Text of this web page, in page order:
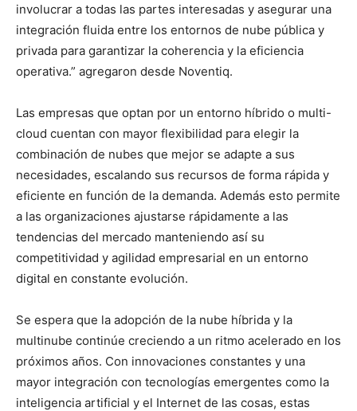
involucrar a todas las partes interesadas y asegurar una
integración fluida entre los entornos de nube pública y
privada para garantizar la coherencia y la eficiencia
operativa.” agregaron desde Noventiq.
Las empresas que optan por un entorno híbrido o multi-
cloud cuentan con mayor flexibilidad para elegir la
combinación de nubes que mejor se adapte a sus
necesidades, escalando sus recursos de forma rápida y
eficiente en función de la demanda. Además esto permite
a las organizaciones ajustarse rápidamente a las
tendencias del mercado manteniendo así su
competitividad y agilidad empresarial en un entorno
digital en constante evolución.
Se espera que la adopción de la nube híbrida y la
multinube continúe creciendo a un ritmo acelerado en los
próximos años. Con innovaciones constantes y una
mayor integración con tecnologías emergentes como la
inteligencia artificial y el Internet de las cosas, estas